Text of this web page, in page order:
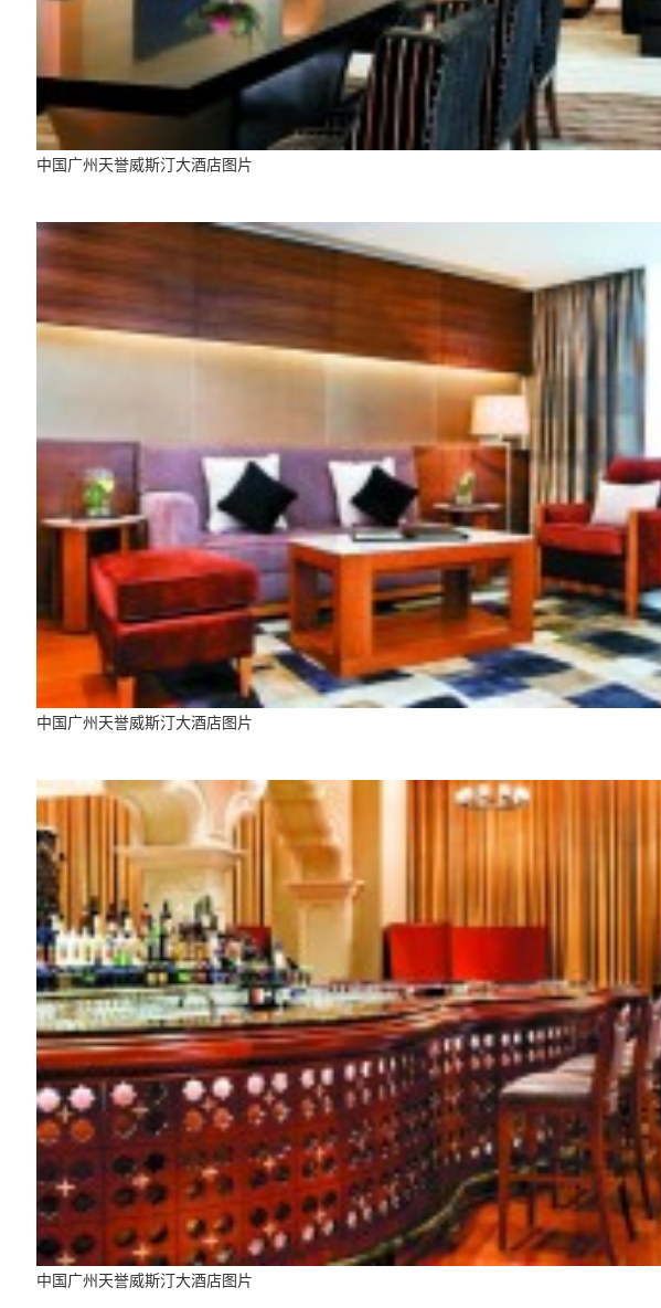
中国广州天誉威斯汀大酒店图片
中国广州天誉威斯汀大酒店图片
中国广州天誉威斯汀大酒店图片